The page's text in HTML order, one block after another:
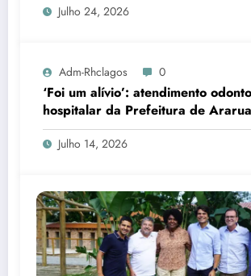
Julho 24, 2026
Adm-Rhclagos 0
‘Foi um alívio’: atendimento
hospitalar da Prefeitura de
transforma rotina de famílias
Julho 14, 2026